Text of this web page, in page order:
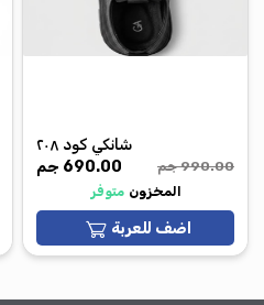
شانكي كود ٢٠٨
990.00 جم 690.00 جم
اضف للعربة